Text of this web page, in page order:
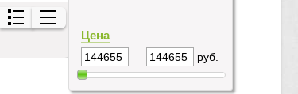
Цена
— руб.